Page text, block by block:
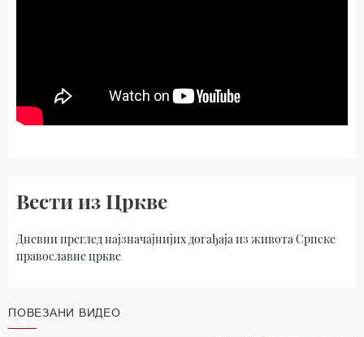
Вести из Цркве
Дневни преглед најзначајнијих догађаја из живота Српске
православне цркве
ПОВЕЗАНИ ВИДЕО